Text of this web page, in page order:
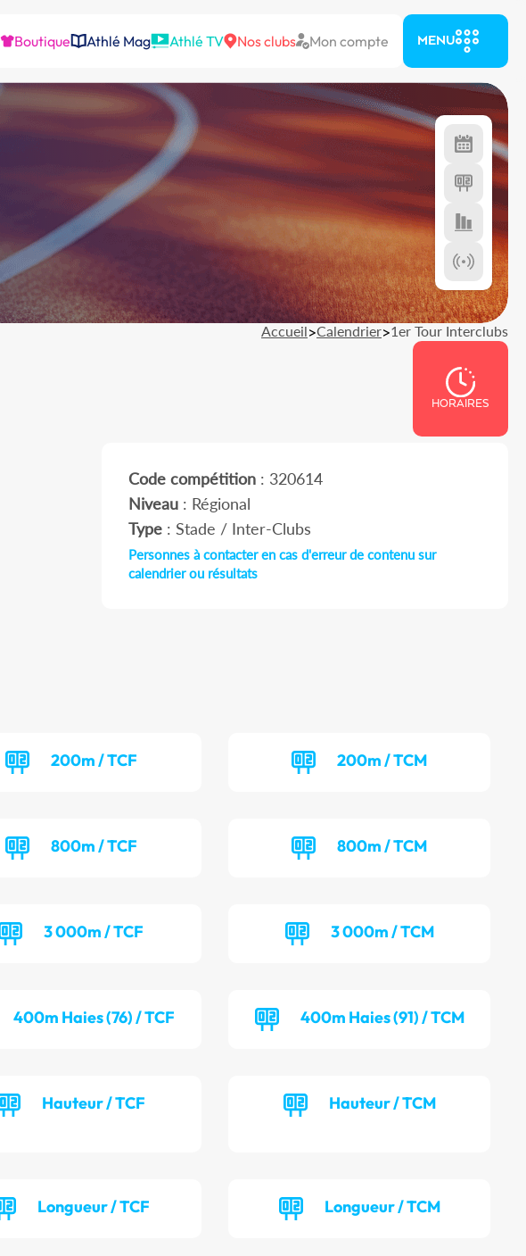
Boutique Athlé Mag Athlé TV Nos clubs Mon compte MENU
Accueil>Calendrier>1er Tour Interclubs
HORAIRES
Code compétition: 320614
Niveau: Régional
Type: Stade / Inter-Clubs
Personnes à contacter en cas d'erreur de contenu sur
calendrier ou résultats
200m / TCF 200m / TCM
800m / TCF 800m / TCM
3 000m / TCF 3 000m / TCM
400m Haies (76) / TCF 400m Haies (91) / TCM
Hauteur / TCF Hauteur / TCM
Longueur / TCF Longueur / TCM